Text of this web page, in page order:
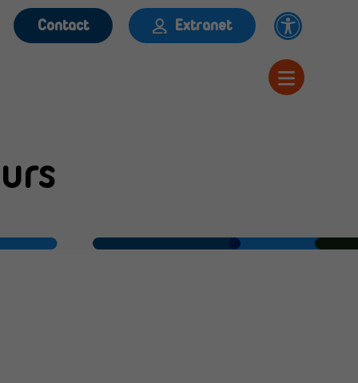
Contact Extranet